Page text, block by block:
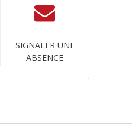
SIGNALER UNE
ABSENCE